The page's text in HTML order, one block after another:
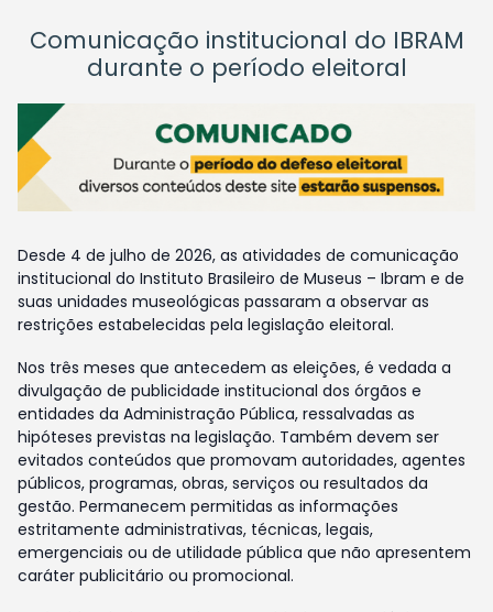
Comunicação institucional do IBRAM
durante o período eleitoral
Desde 4 de julho de 2026, as atividades de comunicação
institucional do Instituto Brasileiro de Museus – Ibram e de
suas unidades museológicas passaram a observar as
restrições estabelecidas pela legislação eleitoral.
Nos três meses que antecedem as eleições, é vedada a
divulgação de publicidade institucional dos órgãos e
entidades da Administração Pública, ressalvadas as
hipóteses previstas na legislação. Também devem ser
evitados conteúdos que promovam autoridades, agentes
públicos, programas, obras, serviços ou resultados da
gestão. Permanecem permitidas as informações
estritamente administrativas, técnicas, legais,
emergenciais ou de utilidade pública que não apresentem
caráter publicitário ou promocional.